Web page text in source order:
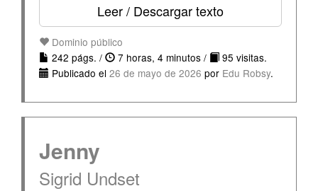
Leer / Descargar texto
Dominio público
242 págs. /
7 horas, 4 minutos /
95 visitas.
Publicado el 26 de mayo de 2026 por Edu Robsy.
Jenny
Sigrid Undset